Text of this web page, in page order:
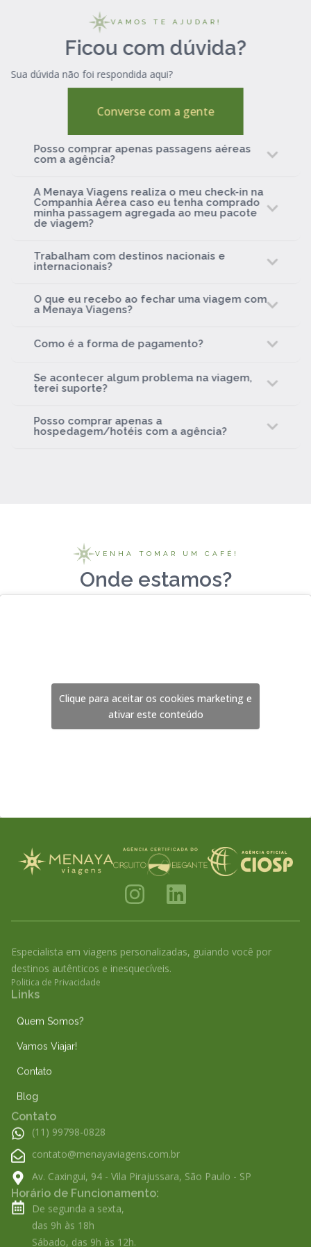
Para fornecer as melhores experiências, usamos tecnologias como
cookies para armazenar e/ou acessar informações do dispositivo. O
consentimento para essas tecnologias nos permitirá processar dados
como comportamento de navegação ou IDs exclusivos neste site. Não
consentir ou retirar o consentimento pode afetar negativamente certos
recursos e funções.
Aceitar
VAMOS TE AJUDAR!
Ficou com dúvida?
Sua dúvida não foi respondida aqui?
Converse com a gente
Posso comprar apenas passagens aéreas
com a agência?
A Menaya Viagens realiza o meu check-in na
Companhia Aérea caso eu tenha comprado
minha passagem agregada ao meu pacote
de viagem?
Trabalham com destinos nacionais e
internacionais?
O que eu recebo ao fechar uma viagem com
a Menaya Viagens?
Como é a forma de pagamento?
Se acontecer algum problema na viagem,
terei suporte?
Posso comprar apenas a
hospedagem/hotéis com a agência?
VENHA TOMAR UM CAFÉ!
Onde estamos?
Clique para aceitar os cookies marketing e
ativar este conteúdo
I
n
t
a
L
i
k
Especialista em viagens personalizadas, guiando você por
destinos autênticos e inesquecíveis.
Politica de Privacidade
Links
Quem Somos?
Vamos Viajar!
Contato
Blog
Contato
(11) 99798-0828
contato@menayaviagens.com.br
Av. Caxingui, 94 - Vila Pirajussara, São Paulo - SP
Horário de Funcionamento:
De segunda a sexta,
das 9h às 18h
Sábado, das 9h às 12h.